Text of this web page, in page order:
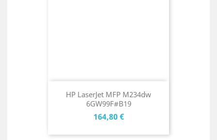
HP LaserJet MFP M234dw
6GW99F#B19
Cena
164,80 €